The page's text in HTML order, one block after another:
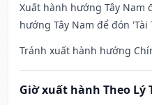
Xuất hành hướng Tây Nam
hướng Tây Nam để đón 'Tài
Tránh xuất hành hướng
Giờ xuất hành Theo Lý